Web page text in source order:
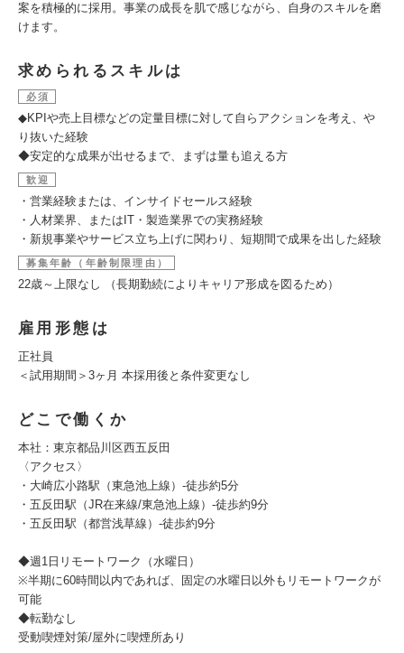
案を積極的に採用。事業の成長を肌で感じながら、自身のスキルを磨
けます。
求められるスキルは
必須
◆KPIや売上目標などの定量目標に対して自らアクションを考え、や
り抜いた経験
◆安定的な成果が出せるまで、まずは量も追える方
歓迎
・営業経験または、インサイドセールス経験
・人材業界、またはIT・製造業界での実務経験
・新規事業やサービス立ち上げに関わり、短期間で成果を出した経験
募集年齢（年齢制限理由）
22歳～上限なし （長期勤続によりキャリア形成を図るため）
雇用形態は
正社員
＜試用期間＞3ヶ月 本採用後と条件変更なし
どこで働くか
本社：東京都品川区西五反田
〈アクセス〉
・大崎広小路駅（東急池上線）-徒歩約5分
・五反田駅（JR在来線/東急池上線）-徒歩約9分
・五反田駅（都営浅草線）-徒歩約9分
◆週1日リモートワーク（水曜日）
※半期に60時間以内であれば、固定の⽔曜⽇以外もリモートワークが
可能
◆転勤なし
受動喫煙対策/屋外に喫煙所あり